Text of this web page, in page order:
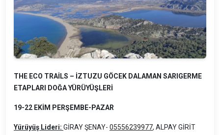
THE ECO TRAİLS – İZTUZU GÖCEK DALAMAN SARIGERME
ETAPLARI DOĞA YÜRÜYÜŞLERİ
19-22 EKİM PERŞEMBE-PAZAR
Yürüyüş Lideri: GİRAY ŞENAY- 05556239977, ALPAY GİRİT